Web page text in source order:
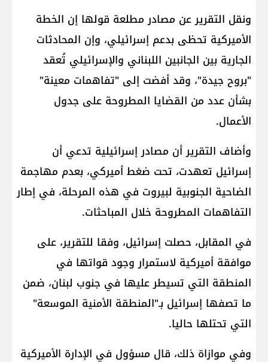
ونقل التقرير عن مصادر مطلعة قولها إن الخطة
الأميركية تحظى بدعم إسرائيلي، وإن المحادثات
الجارية بين الجانبين اللبناني والإسرائيلي تُعقد
"بروح جيدة"، وقد أفضت إلى "تفاهمات معينة"
بشأن عدد من القضايا المطروحة على جدول
الأعمال.
وأضاف التقرير أن مصادر إسرائيلية تدعي أن
إسرائيل تعهدت، تحت ضغط أميركي، بعدم مهاجمة
الضاحية الجنوبية لبيروت في هذه المرحلة، في إطار
التفاهمات المطروحة خلال المباحثات.
في المقابل، حصلت إسرائيل، وفقا للتقرير، على
موافقة أميركية لاستمرار وجود قواتها في
المنطقة التي تسيطر عليها في جنوب لبنان، ضمن
ما تصفها إسرائيل بـ"المنطقة الأمنية الموسعة"
التي تحتلها حاليا.
وفي موازاة ذلك، قال مسؤول في الإدارة الأميركية